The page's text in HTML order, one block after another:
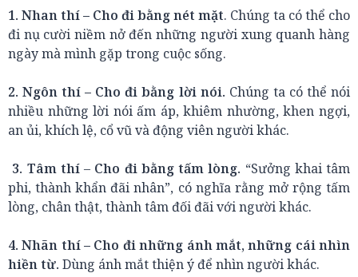
1. Nhan thí – Cho đi bằng nét mặt. Chúng ta có thể cho
đi nụ cười niềm nở đến những người xung quanh hàng
ngày mà mình gặp trong cuộc sống.
2. Ngôn thí – Cho đi bằng lời nói. Chúng ta có thể nói
nhiều những lời nói ấm áp, khiêm nhường, khen ngợi,
an ủi, khích lệ, cổ vũ và động viên người khác.
3. Tâm thí – Cho đi bằng tấm lòng. “Sưởng khai tâm
phi, thành khẩn đãi nhân”, có nghĩa rằng mở rộng tấm
lòng, chân thật, thành tâm đối đãi với người khác.
4. Nhãn thí – Cho đi những ánh mắt, những cái nhìn
hiền từ. Dùng ánh mắt thiện ý để nhìn người khác.